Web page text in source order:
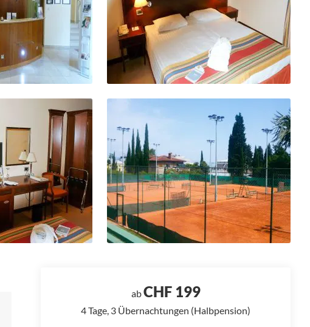
abCHF 199
4 Tage, 3 Übernachtungen (Halbpension)